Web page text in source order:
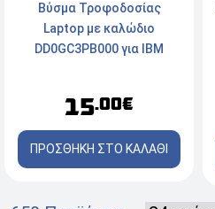
Βύσμα Τροφοδοσίας
Laptop με καλώδιο
DD0GC3PB000 για IBM
15.00€
ΠΡΟΣΘΗΚΗ ΣΤΟ ΚΑΛΑΘΙ